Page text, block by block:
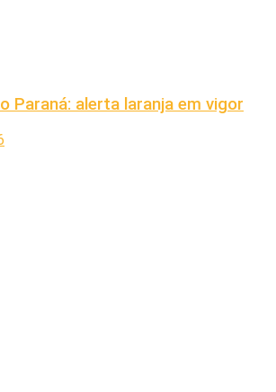
Paraná: alerta laranja em vigor